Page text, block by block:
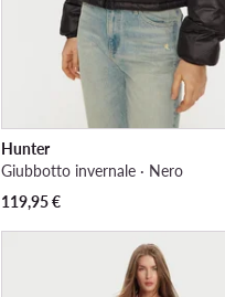
Hunter
Giubbotto invernale · Nero
119,95€